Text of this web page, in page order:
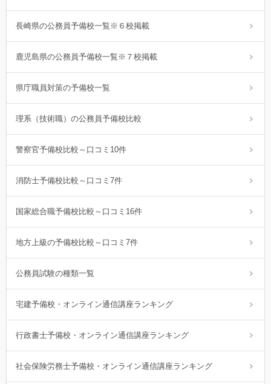
長崎県の公務員予備校一覧※６校掲載
鹿児島県の公務員予備校一覧※７校掲載
県庁職員対策の予備校一覧
理系（技術職）の公務員予備校比較
警察官予備校比較～口コミ10件
消防士予備校比較～口コミ7件
国家総合職予備校比較～口コミ16件
地方上級の予備校比較～口コミ7件
公務員試験の種類一覧
宅建予備校・オンライン通信講座ランキング
行政書士予備校・オンライン通信講座ランキング
社会保険労務士予備校・オンライン通信講座ランキング